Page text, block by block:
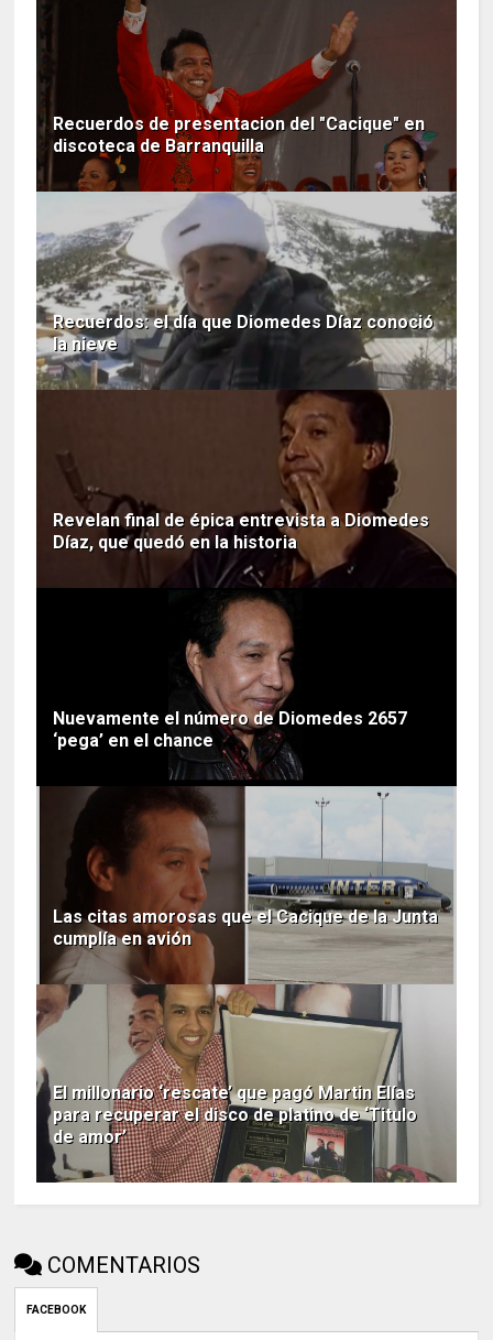
Recuerdos de presentacion del "Cacique" en
discoteca de Barranquilla
Recuerdos: el día que Diomedes Díaz conoció
la nieve
Revelan final de épica entrevista a Diomedes
Díaz, que quedó en la historia
Nuevamente el número de Diomedes 2657
‘pega’ en el chance
Las citas amorosas que el Cacique de la Junta
cumplía en avión
El millonario ‘rescate’ que pagó Martin Elías
para recuperar el disco de platino de ‘Titulo
de amor’
COMENTARIOS
FACEBOOK